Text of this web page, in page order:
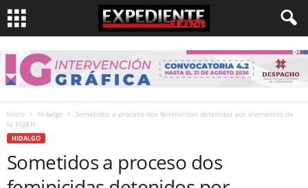
Inicio Hidalgo
Sometidos a proceso dos feminicidas detenidos por elementos de
la PGJEH
HIDALGO
Sometidos a proceso dos